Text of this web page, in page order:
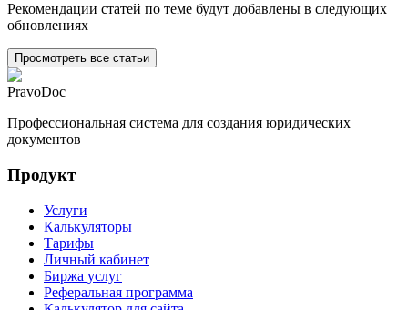
Рекомендации статей по теме будут добавлены в следующих
обновлениях
Просмотреть все статьи
PravoDoc
Профессиональная система для создания юридических
документов
Продукт
Услуги
Калькуляторы
Тарифы
Личный кабинет
Биржа услуг
Реферальная программа